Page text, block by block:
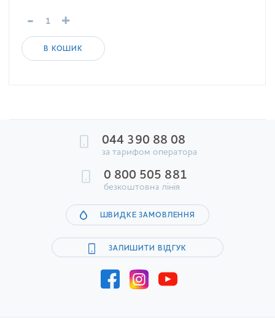
- +
В КОШИК
044 390 88 08
за тарифом оператора
0 800 505 881
безкоштовна лінія
ШВИДКЕ ЗАМОВЛЕННЯ
ЗАЛИШИТИ ВІДГУК